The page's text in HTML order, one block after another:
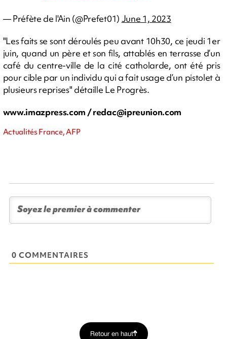
— Préfète de l'Ain (@Prefet01) June 1, 2023
"Les faits se sont déroulés peu avant 10h30, ce jeudi 1er
juin, quand un père et son fils, attablés en terrasse d’un
café du centre-ville de la cité catholarde, ont été pris
pour cible par un individu qui a fait usage d’un pistolet à
plusieurs reprises" détaille Le Progrès.
www.imazpress.com /redac@ipreunion.com
Actualités France, AFP
0 COMMENTAIRES
Retour en haut